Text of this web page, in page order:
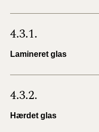
4.3.1.
Lamineret glas
4.3.2.
Hærdet glas